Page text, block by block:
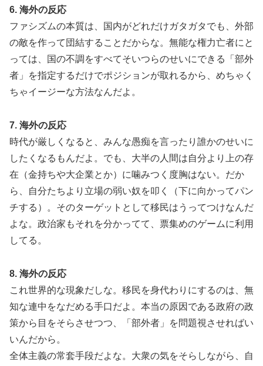
6. 海外の反応
ファシズムの本質は、国内がどれだけガタガタでも、外部
の敵を作って団結することだからな。無能な権力亡者にと
っては、国の不調をすべてそいつらのせいにできる「部外
者」を指定するだけでポジションが取れるから、めちゃく
ちゃイージーな方法なんだよ。
7. 海外の反応
時代が厳しくなると、みんな愚痴を言ったり誰かのせいに
したくなるもんだよ。でも、大半の人間は自分より上の存
在（金持ちや大企業とか）に噛みつく度胸はない。だか
ら、自分たちより立場の弱い奴を叩く（下に向かってパン
チする）。そのターゲットとして移民はうってつけなんだ
よな。政治家もそれを分かってて、票集めのゲームに利用
してる。
8. 海外の反応
これ世界的な現象だしな。移民を身代わりにするのは、無
知な連中をなだめる手口だよ。本当の原因である政府の政
策から目をそらさせつつ、「部外者」を問題視させればい
いんだから。
全体主義の常套手段だよな。大衆の気をそらしながら、自